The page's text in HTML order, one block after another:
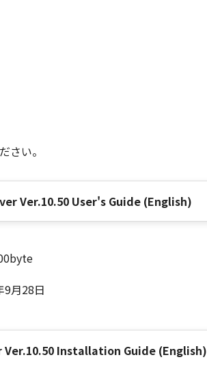
項は完全に有効に存続するものと
さい。
Ver.10.50 User's Guide (English)
9月28日
Ver.10.50 Installation Guide (English)